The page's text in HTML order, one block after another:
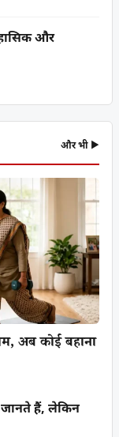
और
और भी ▶
अब कोई बहाना
हैं, लेकिन